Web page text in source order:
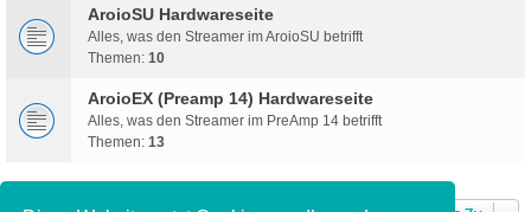
AroioSU Hardwareseite
Alles, was den Streamer im AroioSU betrifft
Themen: 10
AroioEX (Preamp 14) Hardwareseite
Alles, was den Streamer im PreAmp 14 betrifft
Themen: 13